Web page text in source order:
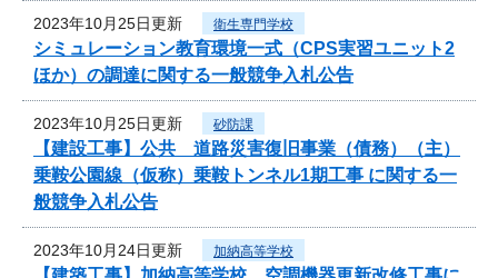
2023年10月25日更新 衛生専門学校
シミュレーション教育環境一式（CPS実習ユニット2
ほか）の調達に関する一般競争入札公告
2023年10月25日更新 砂防課
【建設工事】公共 道路災害復旧事業（債務）（主）
乗鞍公園線（仮称）乗鞍トンネル1期工事 に関する一
般競争入札公告
2023年10月24日更新 加納高等学校